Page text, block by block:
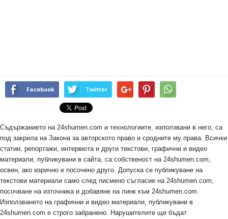
Facebook Twitter
Съдържанието на 24shumen.com и технологиите, използвани в него, са
под закрила на Закона за авторското право и сродните му права. Всички
статии, репортажи, интервюта и други текстови, графични и видео
материали, публикувани в сайта, са собственост на 24shumen.com,
освен, ако изрично е посочено друго. Допуска се публикуване на
текстови материали само след писмено съгласие на 24shumen.com,
посочване на източника и добавяне на линк към 24shumen.com.
Използването на графични и видео материали, публикувани в
24shumen.com е строго забранено. Нарушителите ще бъдат